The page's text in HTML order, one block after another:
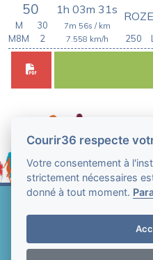
50 1h 03m 31s
250
7m 56s / km
7.558 km/h
M
30
M8M
2
Mentions légales
Courir36 respecte
Votre consentement à
strictement nécessaires
donné à tout moment.